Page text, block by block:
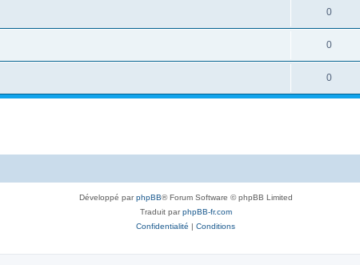
0
0
0
Développé parphpBB® Forum Software © phpBB Limited
Traduit parphpBB-fr.com
Confidentialité | Conditions